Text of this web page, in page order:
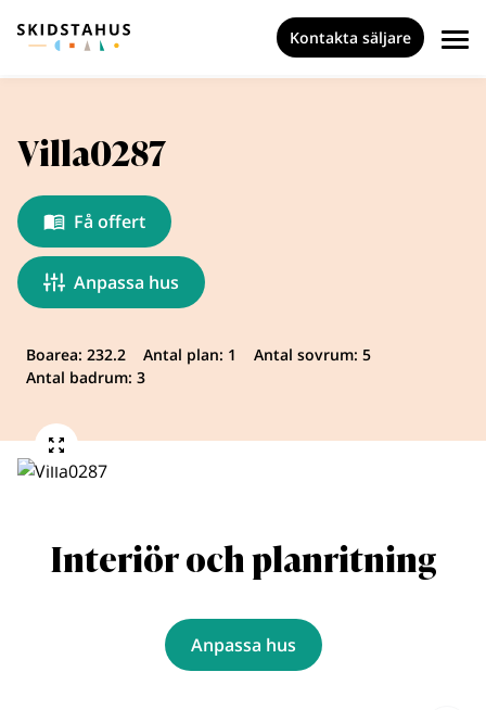
Kontakta säljare
Villa0287
Få offert
Anpassa hus
Boarea: 232.2 Antal plan: 1
Antal sovrum: 5
Antal badrum: 3
Interiör och planritning
Anpassa hus